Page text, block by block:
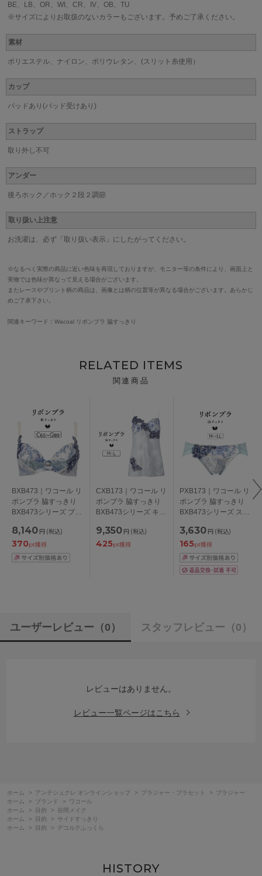
BE、LB、OR、WI、CR、IV、OB、TU
※サイズによりお取扱のないカラーもございます。予めご了承ください。
素材
ポリエステル、ナイロン、ポリウレタン、(スリット糸使用）
カップ
パッドあり(パッド受けあり)
ストラップ
取り外し不可
アンダー
後ろホック／ホック２段２調節
取り扱い上注意
お洗濯は、必ず「取り扱い表示」にしたがってください。
※なるべく実際の商品に近い色味を再現しておりますが、モニター等の条件により、画面上と
実物では色味が異なって見える場合がございます。
またレースやプリント柄の商品は、画像とは柄の位置等が異なる場合がございます。あらかじ
めご了承下さい。
関連キーワード：Wacoal リボンブラ 脇すっきり
RELATED ITEMS
関連商品
BXB473｜ワコール リ
ボンブラ 脇すっきり
BXB473シリーズ ブラ
ップ アンダー
65/70/75/80/85cm
8,140 円 (税込)
370pt獲得
CXB173｜ワコール リ
ボンブラ 脇すっきり
BXB473シリーズ キャ
9,350 円 (税込)
425pt獲得
PXB173｜ワコール リ
ボンブラ 脇すっきり
BXB473シリーズ スタ
/LL
3,630 円 (税込)
165pt獲得
ユーザーレビュー （0） スタッフレビュー （0）
レビューはありません。
レビュー一覧ページはこちら
ホーム > アンテシュクレ オンラインショップ > ブラジャー・ブラセット >
ブラジャー
ホーム
> ブランド >
ワコール
ホーム
> 目的 >
谷間メイク
ホーム
> 目的 >
サイドすっきり
ホーム
> 目的 > デコルテふっくら
HISTORY